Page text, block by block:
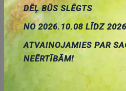
DĒĻ BŪS SLĒGTS
NO 2026.10.08 LĪDZ
ATVAINOJAMIES PAR
NEĒRTĪBĀM!